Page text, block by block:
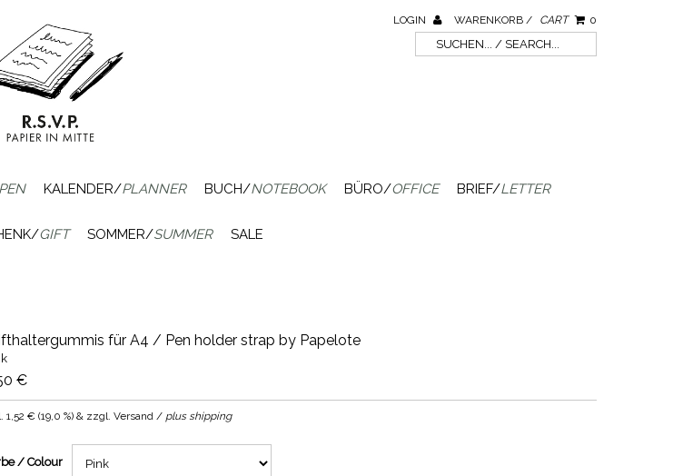
LOGIN WARENKORB / CART 0
KALENDER/PLANNER BUCH/NOTEBOOK BÜRO/OFFICE BRIEF/LETTER
GIFT SOMMER/SUMMER SALE
für A4 / Pen holder strap by Papelote
€
1,52 € (19,0 %) & zzgl. Versand / plus shipping
/ Colour